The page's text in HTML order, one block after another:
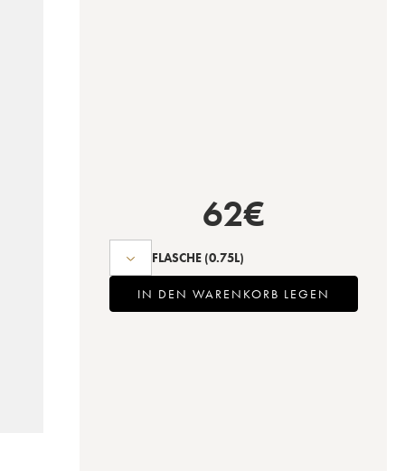
62€
FLASCHE (0.75L)
IN DEN WARENKORB LEGEN